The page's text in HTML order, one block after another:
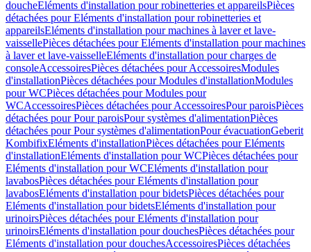
doucheEléments d'installation pour robinetteries et appareilsPièces
détachées pour Eléments d'installation pour robinetteries et
appareilsEléments d'installation pour machines à laver et lave-
vaissellePièces détachées pour Eléments d'installation pour machines
à laver et lave-vaisselleEléments d'installation pour charges de
consoleAccessoiresPièces détachées pour AccessoiresModules
d'installationPièces détachées pour Modules d'installationModules
pour WCPièces détachées pour Modules pour
WCAccessoiresPièces détachées pour AccessoiresPour paroisPièces
détachées pour Pour paroisPour systèmes d'alimentationPièces
détachées pour Pour systèmes d'alimentationPour évacuationGeberit
KombifixEléments d'installationPièces détachées pour Eléments
d'installationEléments d'installation pour WCPièces détachées pour
Eléments d'installation pour WCEléments d'installation pour
lavabosPièces détachées pour Eléments d'installation pour
lavabosEléments d'installation pour bidetsPièces détachées pour
Eléments d'installation pour bidetsEléments d'installation pour
urinoirsPièces détachées pour Eléments d'installation pour
urinoirsEléments d'installation pour douchesPièces détachées pour
Eléments d'installation pour douchesAccessoiresPièces détachées